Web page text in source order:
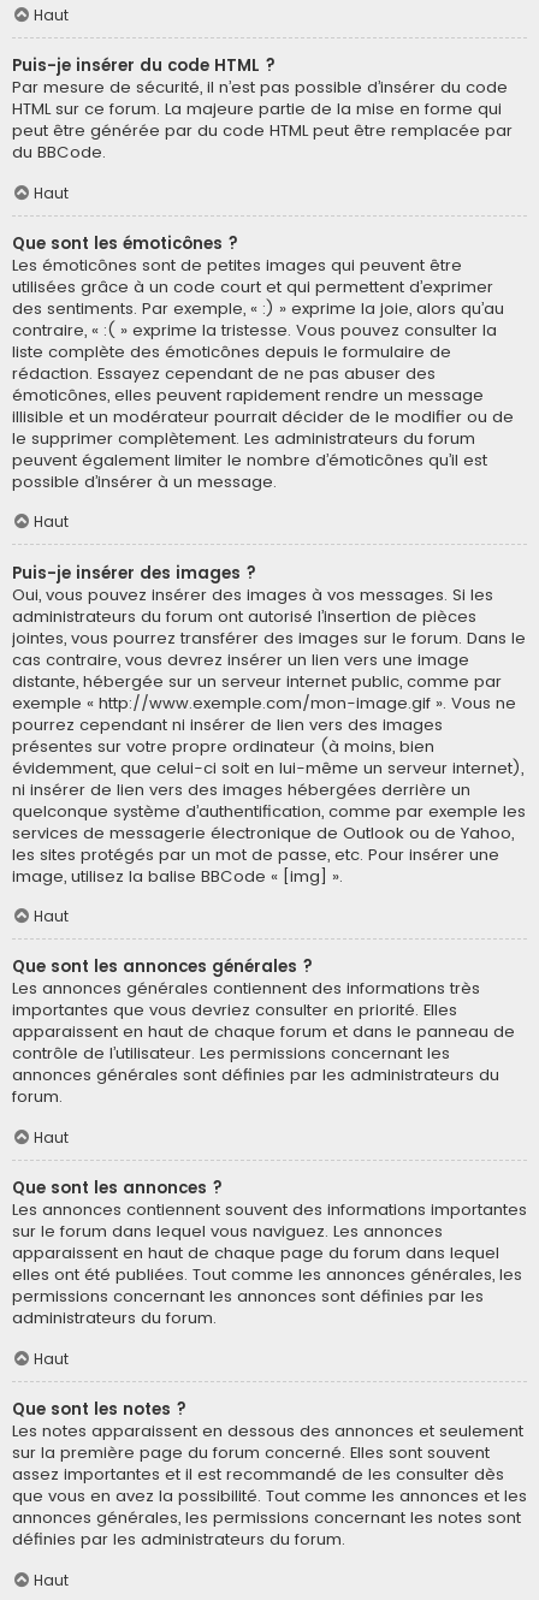
Haut
Puis-je insérer du code HTML ?
Par mesure de sécurité, il n’est pas possible d’insérer du code
HTML sur ce forum. La majeure partie de la mise en forme qui
peut être générée par du code HTML peut être remplacée par
du BBCode.
Haut
Que sont les émoticônes ?
Les émoticônes sont de petites images qui peuvent être
utilisées grâce à un code court et qui permettent d’exprimer
des sentiments. Par exemple, « :) » exprime la joie, alors qu’au
contraire, « :( » exprime la tristesse. Vous pouvez consulter la
liste complète des émoticônes depuis le formulaire de
rédaction. Essayez cependant de ne pas abuser des
émoticônes, elles peuvent rapidement rendre un message
illisible et un modérateur pourrait décider de le modifier ou de
le supprimer complètement. Les administrateurs du forum
peuvent également limiter le nombre d’émoticônes qu’il est
possible d’insérer à un message.
Haut
Puis-je insérer des images ?
Oui, vous pouvez insérer des images à vos messages. Si les
administrateurs du forum ont autorisé l’insertion de pièces
jointes, vous pourrez transférer des images sur le forum. Dans le
cas contraire, vous devrez insérer un lien vers une image
distante, hébergée sur un serveur internet public, comme par
exemple « http://www.exemple.com/mon-image.gif ». Vous ne
pourrez cependant ni insérer de lien vers des images
présentes sur votre propre ordinateur (à moins, bien
évidemment, que celui-ci soit en lui-même un serveur internet),
ni insérer de lien vers des images hébergées derrière un
quelconque système d’authentification, comme par exemple les
services de messagerie électronique de Outlook ou de Yahoo,
les sites protégés par un mot de passe, etc. Pour insérer une
image, utilisez la balise BBCode « [img] ».
Haut
Que sont les annonces générales ?
Les annonces générales contiennent des informations très
importantes que vous devriez consulter en priorité. Elles
apparaissent en haut de chaque forum et dans le panneau de
contrôle de l’utilisateur. Les permissions concernant les
annonces générales sont définies par les administrateurs du
forum.
Haut
Que sont les annonces ?
Les annonces contiennent souvent des informations importantes
sur le forum dans lequel vous naviguez. Les annonces
apparaissent en haut de chaque page du forum dans lequel
elles ont été publiées. Tout comme les annonces générales, les
permissions concernant les annonces sont définies par les
administrateurs du forum.
Haut
Que sont les notes ?
Les notes apparaissent en dessous des annonces et seulement
sur la première page du forum concerné. Elles sont souvent
assez importantes et il est recommandé de les consulter dès
que vous en avez la possibilité. Tout comme les annonces et les
annonces générales, les permissions concernant les notes sont
définies par les administrateurs du forum.
Haut